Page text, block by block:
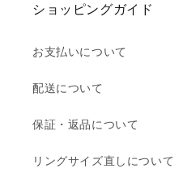
ショッピングガイド
お支払いについて
配送について
保証・返品について
リングサイズ直しについて